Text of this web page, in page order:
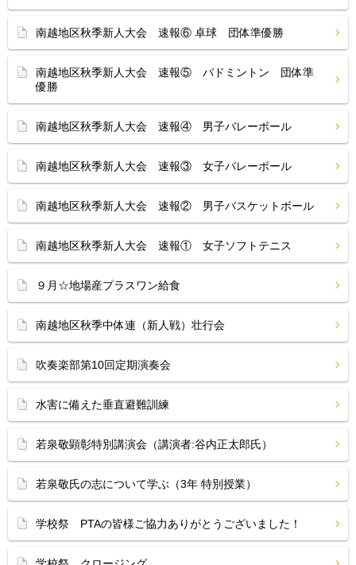
南越地区秋季新人大会 速報⑥ 卓球 団体準優勝
南越地区秋季新人大会 速報⑤ バドミントン 団体準
優勝
南越地区秋季新人大会 速報④ 男子バレーボール
南越地区秋季新人大会 速報③ 女子バレーボール
南越地区秋季新人大会 速報② 男子バスケットボール
南越地区秋季新人大会 速報① 女子ソフトテニス
９月☆地場産プラスワン給食
南越地区秋季中体連（新人戦）壮行会
吹奏楽部第10回定期演奏会
水害に備えた垂直避難訓練
若泉敬顕彰特別講演会（講演者:谷内正太郎氏）
若泉敬氏の志について学ぶ（3年 特別授業）
学校祭 PTAの皆様ご協力ありがとうございました！